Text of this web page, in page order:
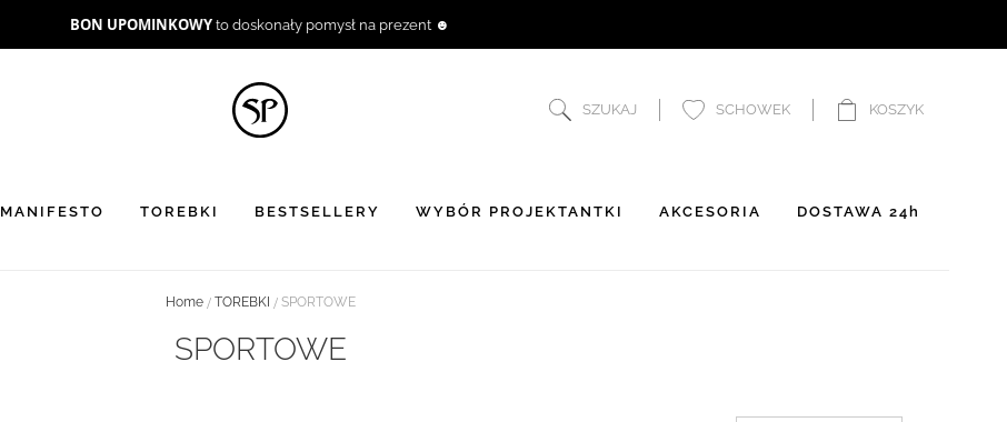
BON UPOMINKOWY to doskonały pomysł na prezent ☻
SZUKAJ SCHOWEK KOSZYK
MANIFESTO TOREBKI BESTSELLERY WYBÓR PROJEKTANTKI AKCESORIA DOSTAWA 24h
Home TOREBKI SPORTOWE
SPORTOWE